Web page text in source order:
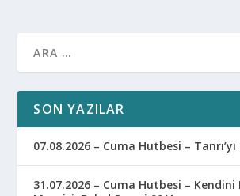
SON YAZILAR
07.08.2026 – Cuma Hutbesi –
31.07.2026 – Cuma Hutbesi –